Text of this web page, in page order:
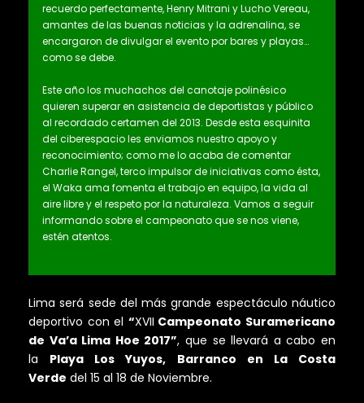
recuerdo perfectamente, Henry Mitrani y Lucho Vereau,
amantes de las buenas noticias y la adrenalina, se
encargaron de divulgar el evento por bares y playas…
como se debe.
Este año los muchachos del canotaje polinésico
quieren superar en asistencia de deportistas y público
al recordado certamen del 2013. Desde esta esquinita
del ciberespacio les enviamos nuestro apoyo y
reconocimiento; como me lo acaba de comentar
Charlie Rangel, terco impulsor de iniciativas como ésta,
el Waka ama fomenta el trabajo en equipo, la vida al
aire libre y el respeto por la naturaleza. Vamos a seguir
informando sobre el campeonato que se nos viene,
estén atentos.
Lima será sede del más grande espectáculo náutico
deportivo con el “XVII Campeonato Suramericano
de Va’a Lima Hoe 2017”, que se llevará a cabo en
la Playa Los Yuyos, Barranco en La Costa
Verde del 15 al 18 de Noviembre.